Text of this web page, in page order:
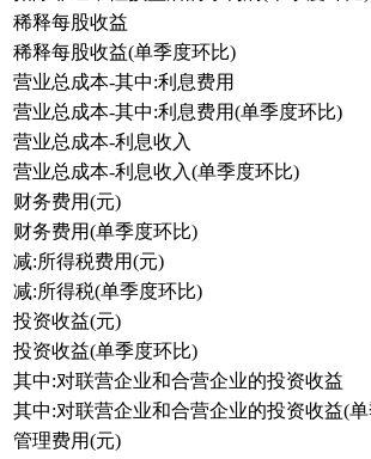
稀释每股收益
稀释每股收益(单季度环比)
营业总成本-其中:利息费用
营业总成本-其中:利息费用(单季度环比)
营业总成本-利息收入
营业总成本-利息收入(单季度环比)
财务费用(元)
财务费用(单季度环比)
减:所得税费用(元)
减:所得税(单季度环比)
投资收益(元)
投资收益(单季度环比)
其中:对联营企业和合营企业的投资收益
其中:对联营企业和合营企业的投资收益(
管理费用(元)